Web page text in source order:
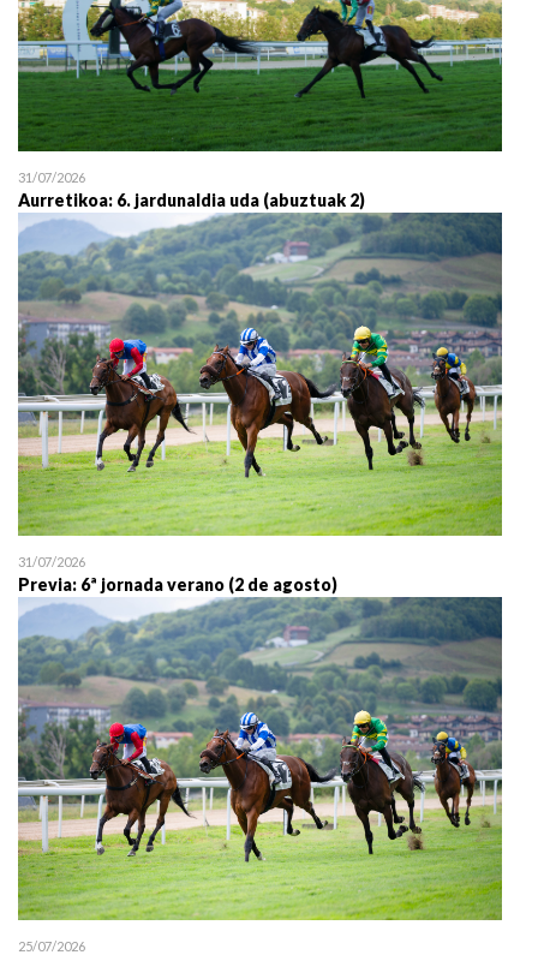
31/07/2026
Aurretikoa: 6. jardunaldia uda (abuztuak 2)
31/07/2026
Previa: 6ª jornada verano (2 de agosto)
25/07/2026